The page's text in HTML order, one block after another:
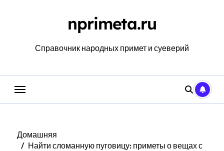
nprimeta.ru
Справочник народных примет и суеверий
Домашняя
Найти сломанную пуговицу: приметы о вещах с